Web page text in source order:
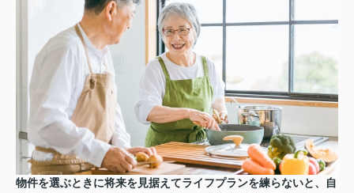
物件を選ぶときに将来を見据えてライフプランを練らないと、自